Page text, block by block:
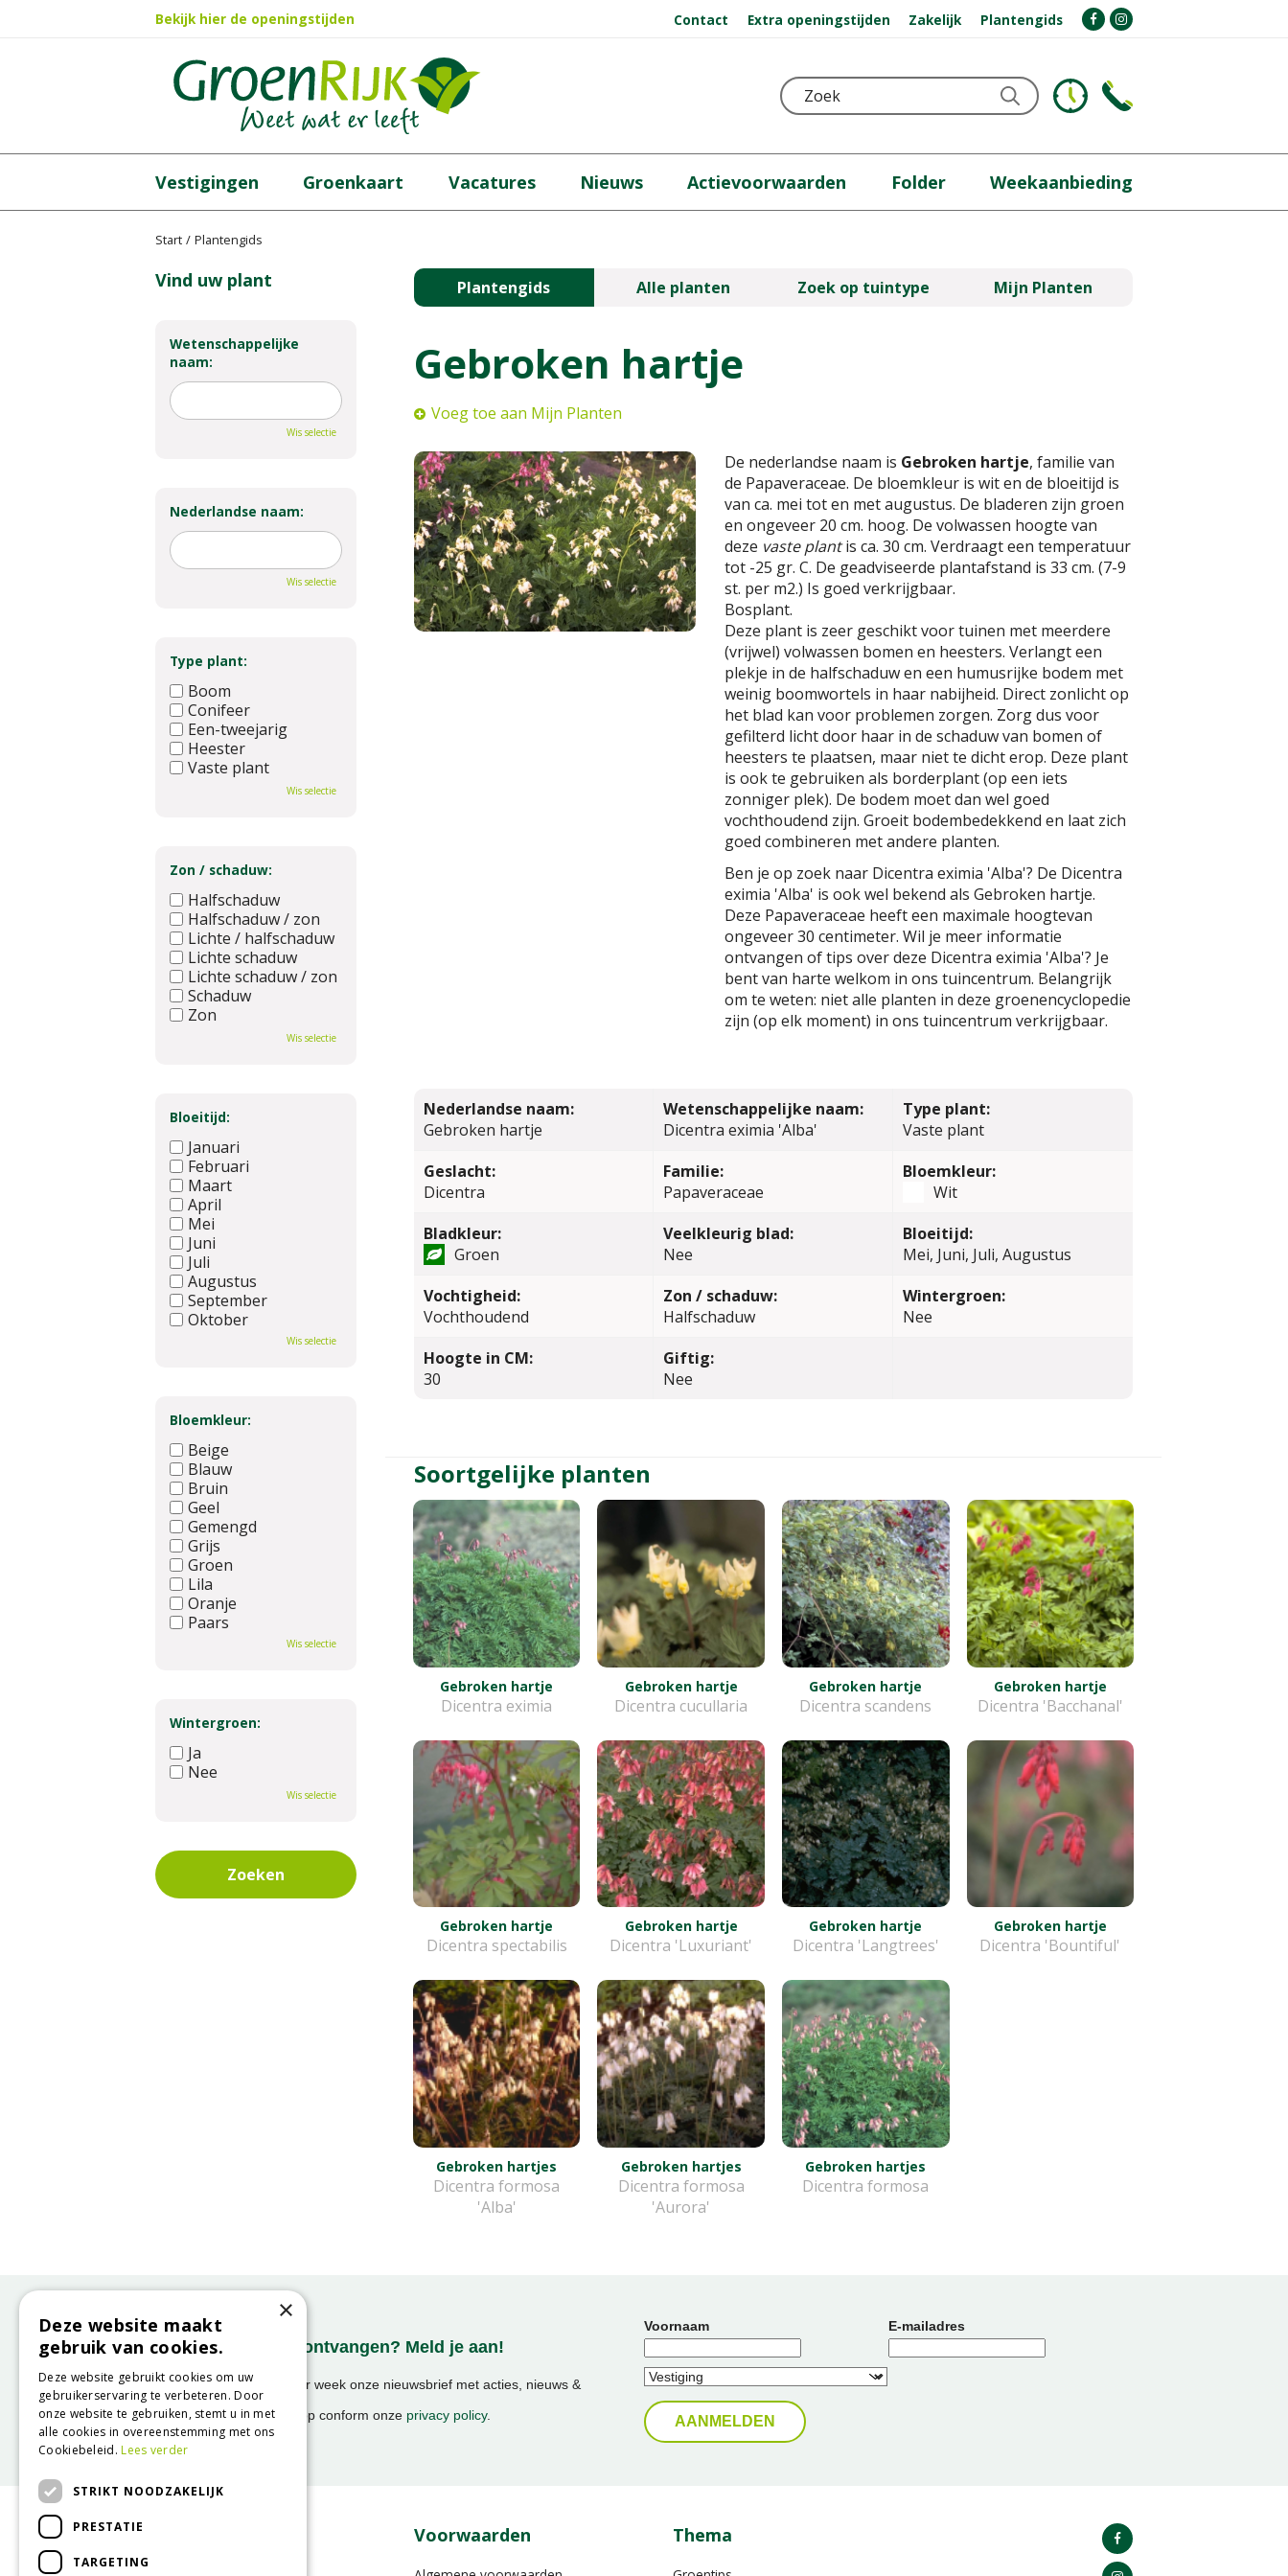
Start Plantengids
Bekijk hier de openingstijden Contact Extra openingstijden Zakelijk Plantengids
Vestigingen Groenkaart Vacatures Nieuws Actievoorwaarden Folder Weekaanbieding
Plantengids Alle planten Zoek op tuintype Mijn Planten
Gebroken hartje
Voeg toe aan Mijn Planten
De nederlandse naam is Gebroken hartje, familie van
de Papaveraceae. De bloemkleur is wit en de bloeitijd is
van ca. mei tot en met augustus. De bladeren zijn groen
en ongeveer 20 cm. hoog. De volwassen hoogte van
deze vaste plantis ca. 30 cm. Verdraagt een temperatuur
tot -25 gr. C. De geadviseerde plantafstand is 33 cm. (7-9
st. per m2.) Is goed verkrijgbaar.
Bosplant.
Deze plant is zeer geschikt voor tuinen met meerdere
(vrijwel) volwassen bomen en heesters. Verlangt een
plekje in de halfschaduw en een humusrijke bodem met
weinig boomwortels in haar nabijheid. Direct zonlicht op
het blad kan voor problemen zorgen. Zorg dus voor
gefilterd licht door haar in de schaduw van bomen of
heesters te plaatsen, maar niet te dicht erop. Deze plant
is ook te gebruiken als borderplant (op een iets
zonniger plek). De bodem moet dan wel goed
vochthoudend zijn. Groeit bodembedekkend en laat zich
goed combineren met andere planten.
Ben je op zoek naar Dicentra eximia 'Alba'? De Dicentra
eximia 'Alba' is ook wel bekend als Gebroken hartje.
Deze Papaveraceae heeft een maximale hoogtevan
ongeveer 30 centimeter. Wil je meer informatie
ontvangen of tips over deze Dicentra eximia 'Alba'? Je
bent van harte welkom in ons tuincentrum. Belangrijk
om te weten: niet alle planten in deze groenencyclopedie
zijn (op elk moment) in ons tuincentrum verkrijgbaar.
Nederlandse naam:
Gebroken hartje
Wetenschappelijke naam:
Dicentra eximia 'Alba'
Type plant:
Vaste plant
Geslacht:
Dicentra
Familie:
Papaveraceae
Bloemkleur:
Wit
Bladkleur:
Groen
Veelkleurig blad:
Nee
Bloeitijd:
Mei, Juni, Juli, Augustus
Vochtigheid:
Vochthoudend
Zon / schaduw:
Halfschaduw
Wintergroen:
Nee
Hoogte in CM:
30
Giftig:
Nee
Soortgelijke planten
Gebroken hartje
Dicentra eximia
Gebroken hartje
Dicentra cucullaria
Gebroken hartje
Dicentra scandens
Gebroken hartje
Dicentra 'Bacchanal'
Gebroken hartje
Dicentra spectabilis
Gebroken hartje
Dicentra 'Luxuriant'
Gebroken hartje
Dicentra 'Langtrees'
Gebroken hartje
Dicentra 'Bountiful'
Gebroken hartjes
Dicentra formosa
'Alba'
Gebroken hartjes
Dicentra formosa
'Aurora'
Gebroken hartjes
Dicentra formosa
Vind uw plant
Wetenschappelijke
naam:
Wis selectie
Nederlandse naam:
Wis selectie
Type plant:
Boom
Conifeer
Een-tweejarig
Heester
Vaste plant
Wis selectie
Zon / schaduw:
Halfschaduw
Halfschaduw / zon
Lichte / halfschaduw
Lichte schaduw
Lichte schaduw / zon
Schaduw
Zon
Wis selectie
Bloeitijd:
Januari
Februari
Maart
April
Mei
Juni
Juli
Augustus
September
Oktober
Wis selectie
Bloemkleur:
Beige
Blauw
Bruin
Geel
Gemengd
Grijs
Groen
Lila
Oranje
Paars
Wis selectie
Wintergroen:
Ja
Nee
Wis selectie
Onze nieuwsbrief ontvangen? Meld je aan!
Ontvang ongeveer 1x per week onze nieuwsbrief met acties, nieuws &
activiteiten!
We slaan uw gegevens op conform onze privacy policy.
Voornaam E-mailadres
Voorwaarden Thema
×
Deze website maakt
gebruik van cookies.
Deze website gebruikt cookies om uw
gebruikerservaring te verbeteren. Door
onze website te gebruiken, stemt u in met
alle cookies in overeenstemming met ons
Cookiebeleid.Lees verder
STRIKT NOODZAKELIJK
PRESTATIE
TARGETING